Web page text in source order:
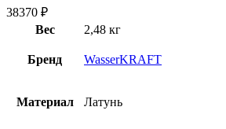
38370 ₽
Вес
2,48 кг
Бренд WasserKRAFT
Материал Латунь